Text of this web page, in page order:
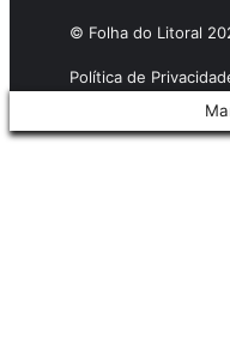
© Folha do Litoral
Política de